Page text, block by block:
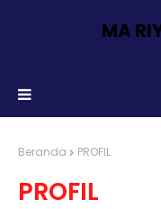
MA
Beranda PROFIL
PROFIL